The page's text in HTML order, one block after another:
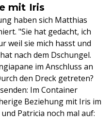
mit Iris
haben sich Matthias
"Sie hat gedacht, ich
weil sie mich hasst und
nach dem Dschungel.
im Anschluss an
den Dreck getreten?
Im Container
Beziehung mit Iris im
Patricia noch mal auf: